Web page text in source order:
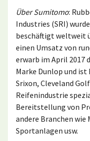
Über Sumitomo:
Industries (SRI)
beschäftigt weltweit
einen Umsatz von
erwarb im April 2017
Marke Dunlop und
Srixon, Cleveland
Reifenindustrie
Bereitstellung von
andere Branchen wie
Sportanlagen usw.